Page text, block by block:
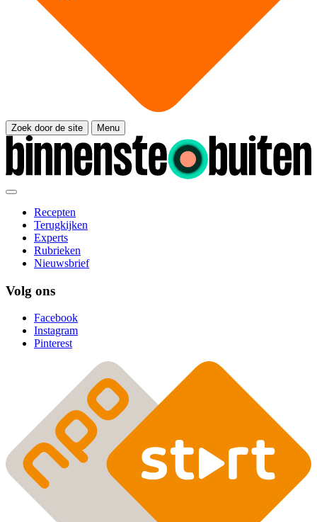
Zoek door de site Menu
Recepten
Terugkijken
Experts
Rubrieken
Nieuwsbrief
Volg ons
Facebook
Instagram
Pinterest